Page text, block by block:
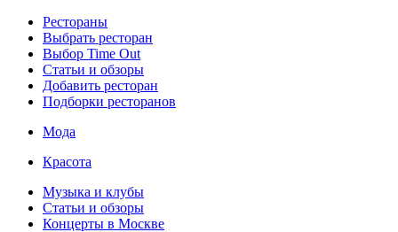
Рестораны
Выбрать ресторан
Выбор Time Out
Статьи и обзоры
Добавить ресторан
Подборки ресторанов
Мода
Красота
Музыка и клубы
Статьи и обзоры
Концерты в Москве